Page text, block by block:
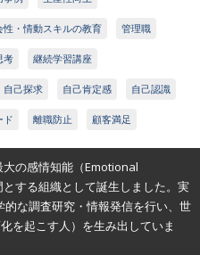
性・情動スキルの教育 管理職
考 継続学習講座
自己探求 自己肯定感 自己認識
ド 離職防止 顧客満足
の感情知能（Emotional
する組織として誕生しました。実
な調査研究・情報発信を行い、世
を起こす人）を生み出していま